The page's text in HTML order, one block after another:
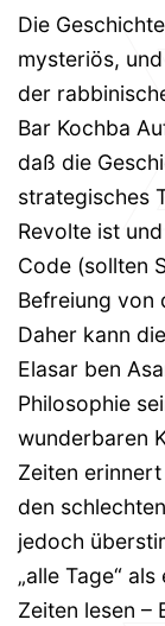
Die
mysteriös,
der
Bar Kochba
daß die
strategisches
Revolte ist
Code (sollten
Befreiung von
Daher kann
Elasar ben
Philosophie
wunderbaren
Zeiten erinnert
den
jedoch
„alle Tage“
Zeiten lesen –